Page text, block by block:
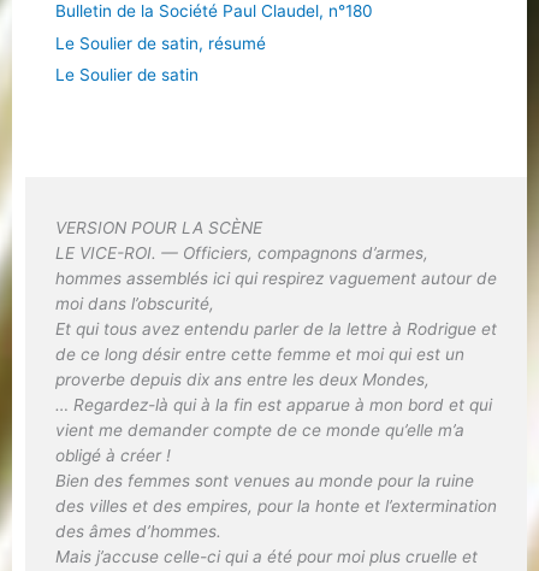
Bulletin de la Société Paul Claudel, n°180
Le Soulier de satin, résumé
Le Soulier de satin
VERSION POUR LA SCÈNE
LE VICE-ROI. — Officiers, compagnons d’armes,
hommes assemblés ici qui respirez vaguement autour de
moi dans l’obscurité,
Et qui tous avez entendu parler de la lettre à Rodrigue et
de ce long désir entre cette femme et moi qui est un
proverbe depuis dix ans entre les deux Mondes,
… Regardez-là qui à la fin est apparue à mon bord et qui
vient me demander compte de ce monde qu’elle m’a
obligé à créer !
Bien des femmes sont venues au monde pour la ruine
des villes et des empires, pour la honte et l’extermination
des âmes d’hommes.
Mais j’accuse celle-ci qui a été pour moi plus cruelle et